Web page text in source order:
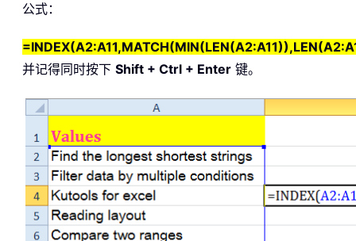
公式：
并记得同时按下 Shift + Ctrl + Enter 键。